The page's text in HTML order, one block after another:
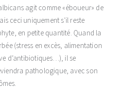
agit comme «éboueur» de
ceci uniquement s'il reste
en petite quantité. Quand la
(stress en excès, alimentation
d’antibiotiques…), il se
pathologique, avec son